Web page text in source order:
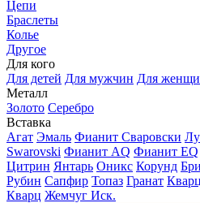
Цепи
Браслеты
Колье
Другое
Для кого
Для детей Для мужчин Для
Металл
Золото Серебро
Вставка
Агат Эмаль Фианит Сваровски
Swarovski Фианит AQ Фианит EQ
Цитрин Янтарь Оникс Корунд
Рубин Сапфир Топаз Гранат
Кварц Жемчуг Иск.